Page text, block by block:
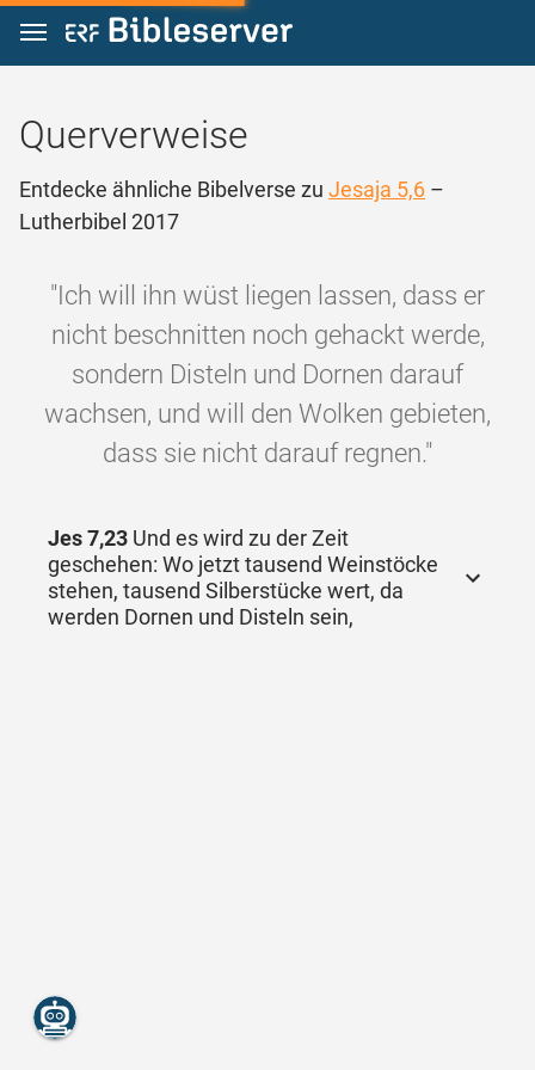
Zum Inhalt springen
Querverweise
Entdecke ähnliche Bibelverse zu Jesaja 5,6 –
Lutherbibel 2017
"Ich will ihn wüst liegen lassen, dass er
nicht beschnitten noch gehackt werde,
sondern Disteln und Dornen darauf
wachsen, und will den Wolken gebieten,
dass sie nicht darauf regnen."
Jes 7,23 Und es wird zu der Zeit
geschehen: Wo jetzt tausend Weinstöcke
stehen, tausend Silberstücke wert, da
werden Dornen und Disteln sein,